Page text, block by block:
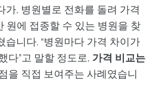
가, 병원별로 전화를 돌려 가격
원에 접종할 수 있는 병원을 찾
습니다. “병원마다 가격 차이가
다”고 말할 정도로, 가격 비교는
을 직접 보여주는 사례였습니